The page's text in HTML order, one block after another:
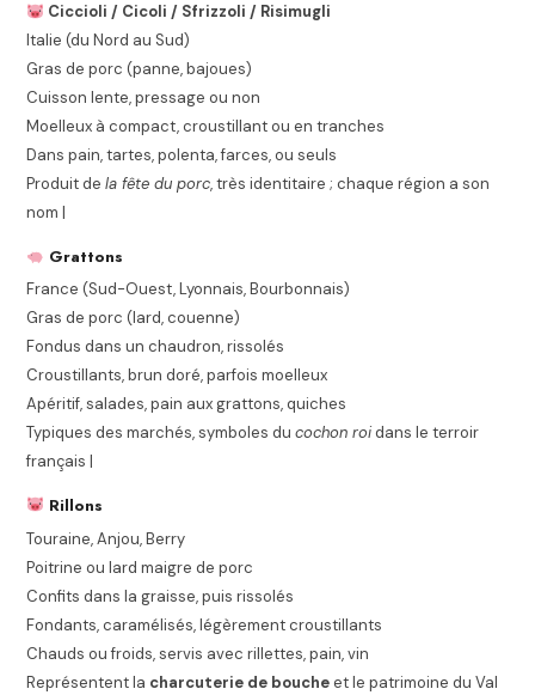
Ciccioli / Cicoli / Sfrizzoli / Risimugli
Italie (du Nord au Sud)
Gras de porc (panne, bajoues)
Cuisson lente, pressage ou non
Moelleux à compact, croustillant ou en tranches
Dans pain, tartes, polenta, farces, ou seuls
Produit dela fête du porc, très identitaire ; chaque région a son
nom |
Grattons
France (Sud-Ouest, Lyonnais, Bourbonnais)
Gras de porc (lard, couenne)
Fondus dans un chaudron, rissolés
Croustillants, brun doré, parfois moelleux
Apéritif, salades, pain aux grattons, quiches
Typiques des marchés, symboles ducochon roidans le terroir
français |
Rillons
Touraine, Anjou, Berry
Poitrine ou lard maigre de porc
Confits dans la graisse, puis rissolés
Fondants, caramélisés, légèrement croustillants
Chauds ou froids, servis avec rillettes, pain, vin
Représentent la charcuterie de boucheet le patrimoine du Val